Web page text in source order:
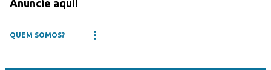
Anuncie aqui!
QUEM SOMOS?